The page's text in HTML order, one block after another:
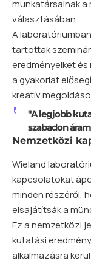
munkatársainak a
választásában.
A
tartottak
eredményeiket és
a gyakorlat
kreatív
"A legjobb
szabadon
Nemzetközi
Wieland
kapcsolatokat
minden részéről,
elsajátítsák a
Ez a nemzetközi
kutatási
alkalmazásra